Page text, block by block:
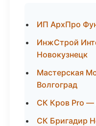
ИП АрхПро
ИнжСтрой
Новокузнецк
Мастерская
Волгоград
СК Кров Pro —
СК Бригадир